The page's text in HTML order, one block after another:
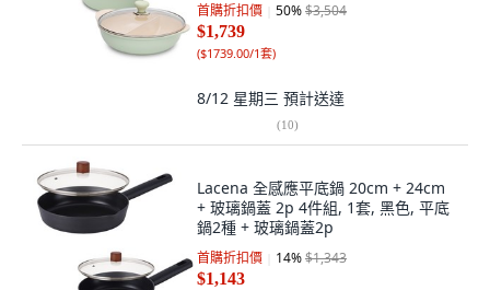
首購折扣價 50%$3,504
$1,739
($1739.00/1套)
8/12 星期三 預計送達
(10)
Lacena 全感應平底鍋 20cm + 24cm
+ 玻璃鍋蓋 2p 4件組, 1套, 黑色, 平底
鍋2種 + 玻璃鍋蓋2p
首購折扣價 14%$1,343
$1,143